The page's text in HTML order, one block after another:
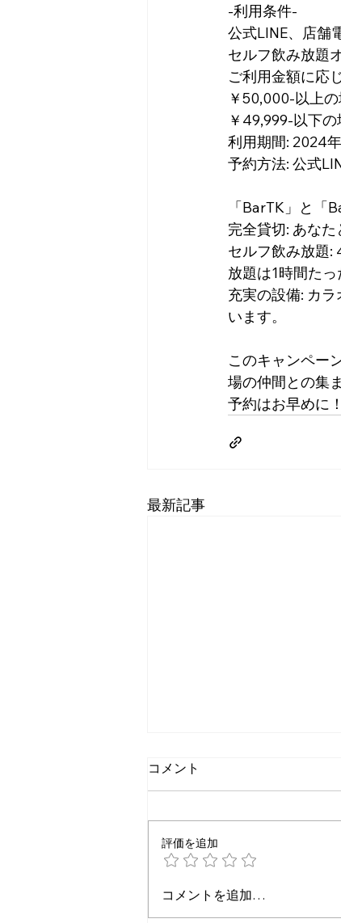
-利用条件-
公式LINE、店舗
セルフ飲み放題
ご利用金額に応
￥50,000-以上
￥49,999-以下
利用期間: 2024
予約方法: 公式
「BarTK」と「
完全貸切: あな
セルフ飲み放題:
放題は1時間たっ
充実の設備: カ
います。
このキャンペー
場の仲間との集
予約はお早めに
最新記事
心斎橋で企業の懇親会をす
コメント
評価を追加
コメントを追加…